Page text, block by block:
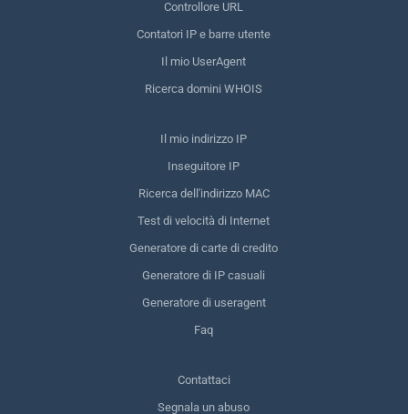
Controllore URL
Contatori IP e barre utente
Il mio UserAgent
Ricerca domini WHOIS
Il mio indirizzo IP
Inseguitore IP
Ricerca dell'indirizzo MAC
Test di velocità di Internet
Generatore di carte di credito
Generatore di IP casuali
Generatore di useragent
Faq
Contattaci
Segnala un abuso